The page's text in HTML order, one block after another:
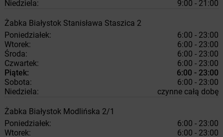
Niedziela: 9:00 - 21:00
Żabka Białystok Stanisława Staszica 2
Poniedziałek:
6:00 - 23:00
Wtorek:
6:00 - 23:00
Środa:
6:00 - 23:00
Czwartek:
6:00 - 23:00
Piątek:
6:00 - 23:00
Sobota:
6:00 - 23:00
Niedziela:
czynne całą dobę
Żabka Białystok Modlińska 2/1
Poniedziałek:
6:00 - 23:00
Wtorek:
6:00 - 23:00